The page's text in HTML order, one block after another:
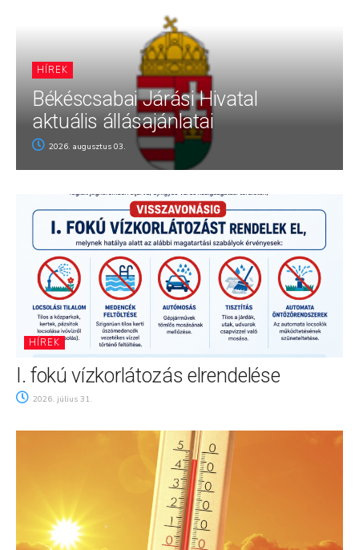
HÍREK
Békéscsabai Járási Hivatal
aktuális állásajánlatai
2026. augusztus 03.
HÍREK
I. fokú vízkorlátozás elrendelése
2026. július 31.